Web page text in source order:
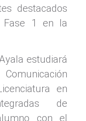
destacados
Fase 1 en la
estudiará
en
de
con el